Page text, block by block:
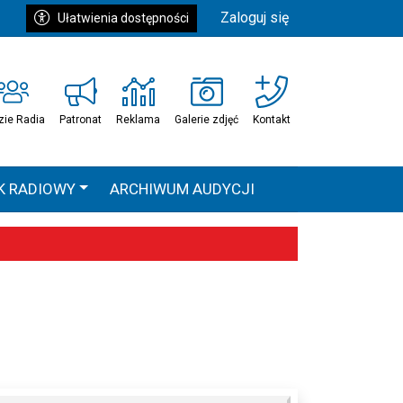
Ułatwienia dostępności Zaloguj się
Radia Patronat Reklama Galerie zdjęć Kontakt
RADIOWY ARCHIWUM AUDYCJI
HEAVEN TOUR